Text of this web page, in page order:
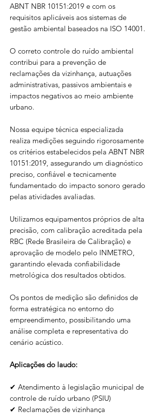
ABNT NBR 10151:2019 e com os
requisitos aplicáveis aos sistemas de
gestão ambiental baseados na ISO 14001.
O correto controle do ruído ambiental
contribui para a prevenção de
reclamações da vizinhança, autuações
administrativas, passivos ambientais e
impactos negativos ao meio ambiente
urbano.
Nossa equipe técnica especializada
realiza medições seguindo rigorosamente
os critérios estabelecidos pela ABNT NBR
10151:2019, assegurando um diagnóstico
preciso, confiável e tecnicamente
fundamentado do impacto sonoro gerado
pelas atividades avaliadas.
Utilizamos equipamentos próprios de alta
precisão, com calibração acreditada pela
RBC (Rede Brasileira de Calibração) e
aprovação de modelo pelo INMETRO,
garantindo elevada confiabilidade
metrológica dos resultados obtidos.
Os pontos de medição são definidos de
forma estratégica no entorno do
empreendimento, possibilitando uma
análise completa e representativa do
cenário acústico.
Aplicações do laudo:
✔ Atendimento à legislação municipal de
controle de ruído urbano (PSIU)
✔ Reclamações de vizinhança